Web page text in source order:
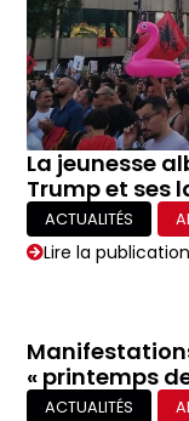
La jeunesse
Trump et ses
ACTUALITÉS
Lire la publication
« printemps
ACTUALITÉS